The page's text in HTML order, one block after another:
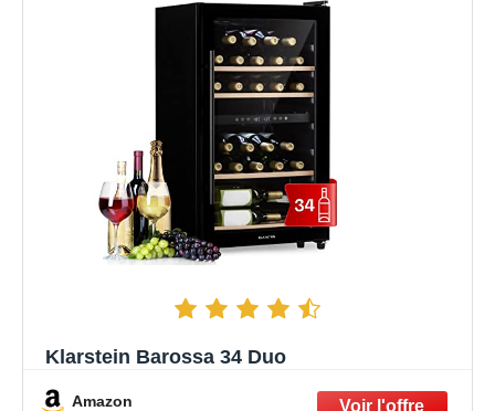
Klarstein Barossa 34 Duo
Amazon